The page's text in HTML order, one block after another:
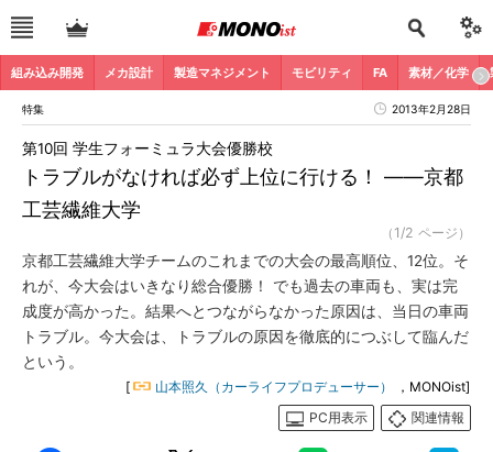
組み込み開発 メカ設計 製造マネジメント モビリティ FA 素材／化学
特集 2013年2月28日
トラブルがなければ必ず上位に行ける！ ――京都
工芸繊維大学
第10回 学生フォーミュラ大会優勝校
（1/2 ページ）
京都工芸繊維大学チームのこれまでの大会の最高順位、12位。そ
れが、今大会はいきなり総合優勝！ でも過去の車両も、実は完
成度が高かった。結果へとつながらなかった原因は、当日の車両
トラブル。今大会は、トラブルの原因を徹底的につぶして臨んだ
という。
[ 山本照久（カーライフプロデューサー）
，MONOist]
PC用表示
関連情報